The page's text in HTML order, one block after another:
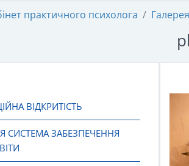
практичного психолога /
ВІДКРИТІСТЬ
СИСТЕМА ЗАБЕЗПЕЧЕННЯ